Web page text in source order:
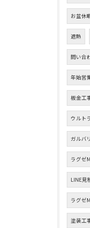
お盆休
遮熱
問い合
年始営
板金工
ウルト
ガルバ
ラグゼ
LINE見
ラグゼ
塗装工